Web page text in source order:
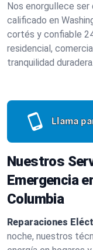
Nos enorgullece
calificado en
cortés y confiable
residencial,
tranquilidad duradera.
Llama
Nuestros
Emergencia
Columbia
Reparaciones
noche, nuestros